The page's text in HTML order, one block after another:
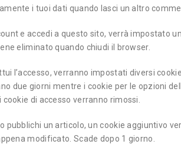
i tuoi dati quando lasci un altro
e accedi a questo sito, verrà impostato
eliminato quando chiudi il browser.
l’accesso, verranno impostati diversi
due giorni mentre i cookie per le opzioni
di accesso verranno rimossi.
pubblichi un articolo, un cookie aggiuntivo
modificato. Scade dopo 1 giorno.